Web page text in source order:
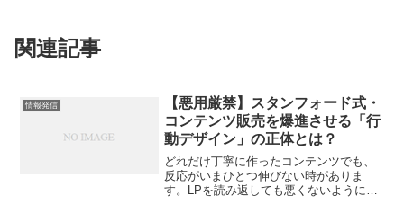
関連記事
情報発信
【悪用厳禁】スタンフォード式・
コンテンツ販売を爆進させる「行
動デザイン」の正体とは？
どれだけ丁寧に作ったコンテンツでも、
反応がいまひとつ伸びない時がありま
す。LPを読み返しても悪くないように見